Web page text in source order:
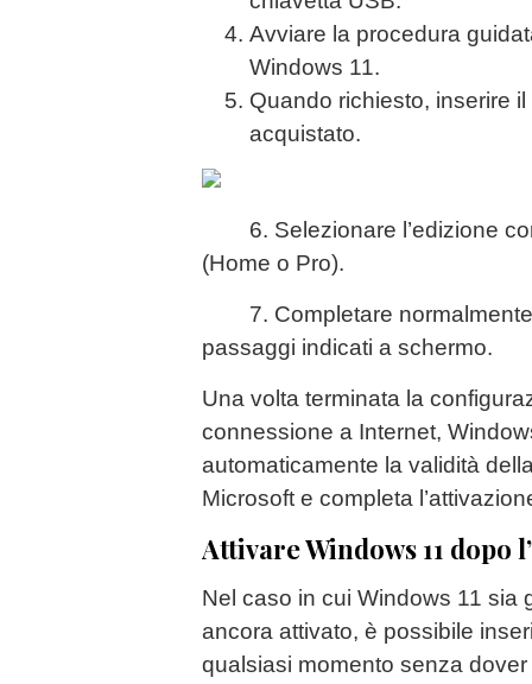
Avviare la procedura
Windows 11.
Quando richiesto, inserire
acquistato.
6. Selezionare l’edizione
(Home o Pro).
7. Completare normalmente
passaggi indicati a schermo.
Una volta terminata la
connessione a Internet,
automaticamente la validità
Microsoft e completa
Attivare Windows 11 dopo
Nel caso in cui Windows 11 sia
ancora attivato, è possibile
qualsiasi momento senza